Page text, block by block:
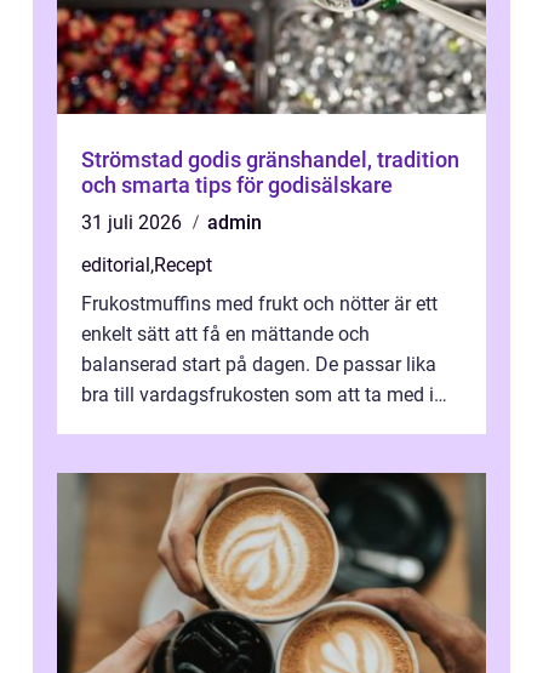
Strömstad godis gränshandel, tradition
och smarta tips för godisälskare
31 juli 2026
admin
editorial ,Recept
Frukostmuffins med frukt och nötter är ett
enkelt sätt att få en mättande och
balanserad start på dagen. De passar lika
bra till vardagsfrukosten som att ta med i